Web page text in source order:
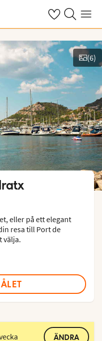
Se dinaSök på ving.se
Meny
(6)
eller på ett elegant
resa till Port de
välja.
ÄNDRA